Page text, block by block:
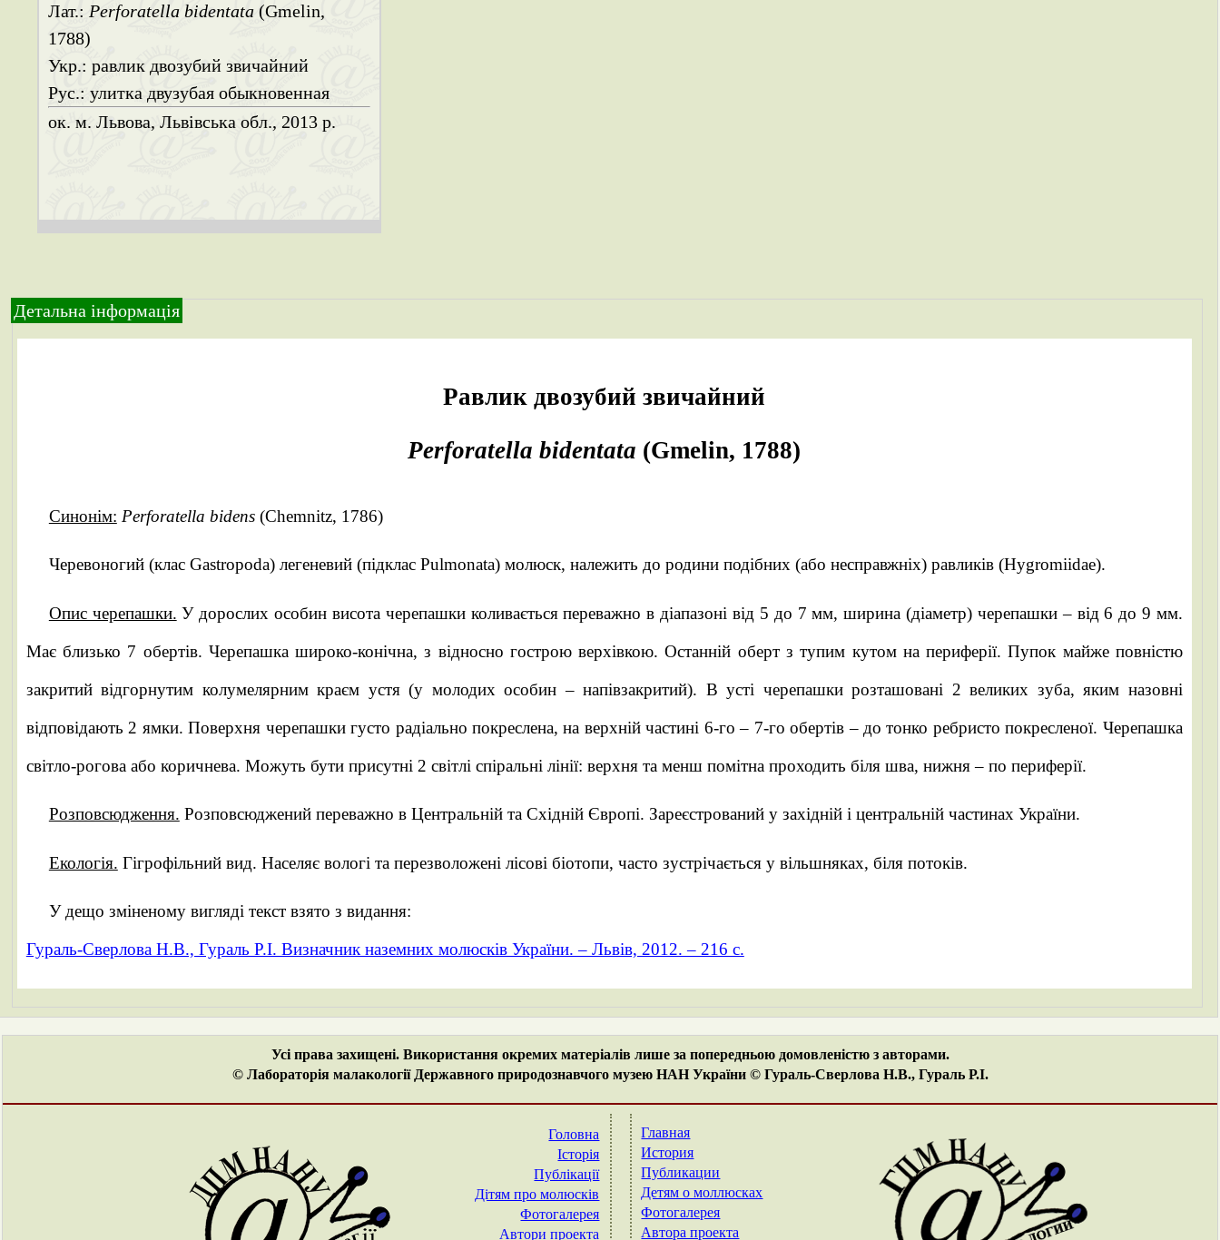
Лат.: Perforatella bidentata(Gmelin,
1788)
Укр.: равлик двозубий звичайний
Рус.: улитка двузубая обыкновенная
ок. м. Львова, Львівська обл., 2013 р.
Детальна інформація
Равлик двозубий звичайний
Perforatella bidentata (Gmelin, 1788)
Синонім: Perforatella bidens(Chemnitz, 1786)
Черевоногий (клас Gastropoda) легеневий (підклас Pulmonata) молюск, належить до родини подібних (або несправжніх) равликів (Hygromiidae).
Опис черепашки. У дорослих особин висота черепашки коливається переважно в діапазоні від 5 до 7 мм, ширина (діаметр) черепашки – від 6 до 9 мм.
Має близько 7 обертів. Черепашка широко-конічна, з відносно гострою верхівкою. Останній оберт з тупим кутом на периферії. Пупок майже повністю
закритий відгорнутим колумелярним краєм устя (у молодих особин – напівзакритий). В усті черепашки розташовані 2 великих зуба, яким назовні
відповідають 2 ямки. Поверхня черепашки густо радіально покреслена, на верхній частині 6-го – 7-го обертів – до тонко ребристо покресленої. Черепашка
світло-рогова або коричнева. Можуть бути присутні 2 світлі спіральні лінії: верхня та менш помітна проходить біля шва, нижня – по периферії.
Розповсюдження. Розповсюджений переважно в Центральній та Східній Європі. Зареєстрований у західній і центральній частинах України.
Екологія. Гігрофільний вид. Населяє вологі та перезволожені лісові біотопи, часто зустрічається у вільшняках, біля потоків.
У дещо зміненому вигляді текст взято з видання:
Гураль-Сверлова Н.В., Гураль Р.І. Визначник наземних молюсків України. – Львів, 2012. – 216 с.
Усі права захищені. Використання окремих матеріалів лише за попередньою домовленістю з авторами.
© Лабораторія малакології Державного природознавчого музею НАН України © Гураль-Сверлова Н.В., Гураль Р.І.
Головна
Історія
Публікації
Дітям про молюсків
Фотогалерея
Автори проекта
Главная
История
Публикации
Детям о моллюсках
Фотогалерея
Автора проекта